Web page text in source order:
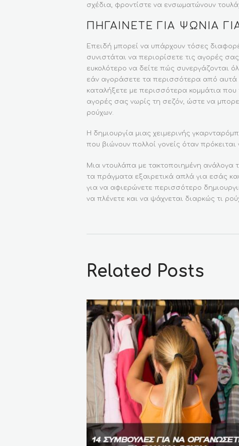
σχέδια, φροντίστε να ενσωματώνουν
ΠΗΓΑΊΝΕΤΕ ΓΙΑ ΨΏΝΙΑ
Επειδή μπορεί να υπάρχουν τόσες
συνιστάται να περιορίσετε τις αγορές
ευκολότερο να δείτε πώς συνεργάζονται
εάν αγοράσετε τα περισσότερα από αυτά
καταλήξετε με περισσότερα κομμάτια που
αγορές σας νωρίς τη σεζόν, ώστε να
ρούχων.
Η δημιουργία μιας χειμερινής
που βιώνουν πολλοί γονείς όταν πρόκειται
Μια ντουλάπα με τακτοποιημένη ανάλογα
τα πράγματα εξαιρετικά απλά για εσάς
για να αφιερώνετε περισσότερο
να πλένετε και να ψάχνεται διαρκώς τι
Related Posts